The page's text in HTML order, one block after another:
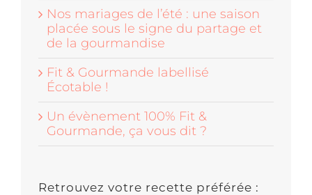
Nos mariages de l’été : une saison
placée sous le signe du partage et
de la gourmandise
Fit & Gourmande labellisé
Écotable !
Un évènement 100% Fit &
Gourmande, ça vous dit ?
Retrouvez votre recette préférée :